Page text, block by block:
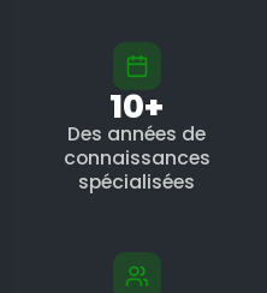
10+
Des années de
connaissances
spécialisées